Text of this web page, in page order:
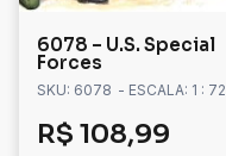
6078 – U.S. Special
Forces
SKU: 6078 - ESCALA: 1 : 72
R$ 108,99